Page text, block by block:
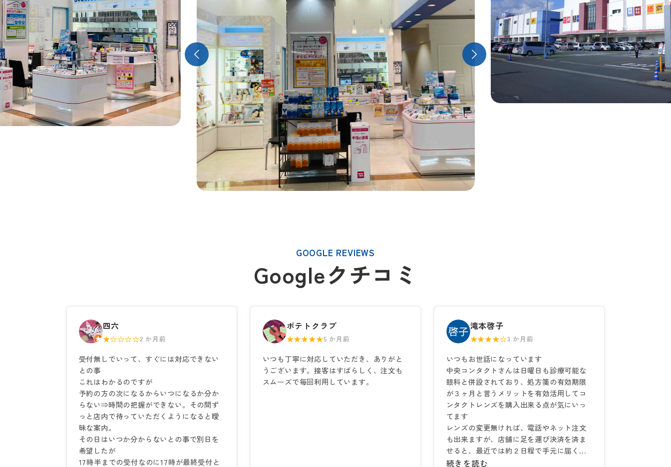
GOOGLE REVIEWS
Googleクチコミ
四六
★☆☆☆☆2 か月前
受付無しでいって、すぐには対応できない
との事
これはわかるのですが
予約の方の次になるからいつになるか分か
らない⇒時間の把握ができない。その間ず
っと店内で待っていただくようになると曖
昧な案内。
その日はいつか分からないとの事で別日を
希望したが
17時半までの受付なのに17時が最終受付と
ポテトクラブ
★★★★★5 か月前
いつも丁寧に対応していただき、ありがと
うございます。接客はすばらしく、注文も
スムーズで毎回利用しています。
滝本啓子
★★★★☆3 か月前
いつもお世話になっています
中央コンタクトさんは日曜日も診療可能な
眼科と併設されており、処方箋の有効期限
が３ヶ月と言うメリットを有効活用してコ
ンタクトレンズを購入出来る点が気にいっ
てます
レンズの変更無ければ、電話やネット注文
も出来ますが、店舗に足を運び決済を済ま
せると、最近では約２日程で手元に届く...
続きを読む